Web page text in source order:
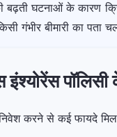
घटनाओं के कारण
गंभीर बीमारी का पता
पॉलिसी
करने से कई फायदे